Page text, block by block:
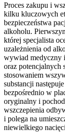
Proces zakupu i
kilku kluczowych
bezpieczeństwa
alkoholu.
której specjalista
uzależnienia od
wywiad medyczny
oraz potencjalnych
stosowaniem
substancji
bezpośrednio w
oryginalny i
wszczepienia
i polega na
niewielkiego